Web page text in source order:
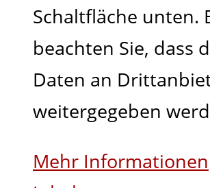
Schaltfläche unten.
beachten Sie, dass
Daten an
weitergegeben
Mehr Informationen